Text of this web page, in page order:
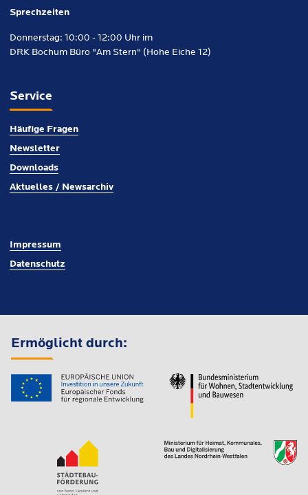
Sprechzeiten
Donnerstag: 10:00 - 12:00 Uhr im
DRK Bochum Büro "Am Stern" (Hohe Eiche 12)
Service
Häufige Fragen
Newsletter
Downloads
Aktuelles / Newsarchiv
Impressum
Datenschutz
Ermöglicht durch: